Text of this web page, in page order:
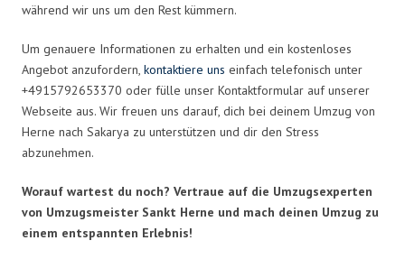
während wir uns um den Rest kümmern.
Um genauere Informationen zu erhalten und ein kostenloses
Angebot anzufordern, kontaktiere uns einfach telefonisch unter
+4915792653370 oder fülle unser Kontaktformular auf unserer
Webseite aus. Wir freuen uns darauf, dich bei deinem Umzug von
Herne nach Sakarya zu unterstützen und dir den Stress
abzunehmen.
Worauf wartest du noch? Vertraue auf die Umzugsexperten
von Umzugsmeister Sankt Herne und mach deinen Umzug zu
einem entspannten Erlebnis!